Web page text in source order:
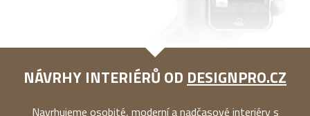
NÁVRHY INTERIÉRŮ OD DESIGNPRO.CZ
Navrhujeme osobité, moderní a nadčasové interiéry s